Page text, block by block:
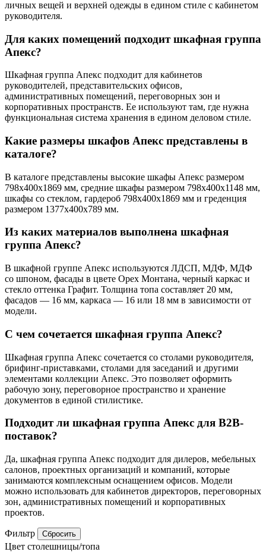
личных вещей и верхней одежды в едином стиле с кабинетом
руководителя.
Для каких помещений подходит шкафная группа
Апекс?
Шкафная группа Апекс подходит для кабинетов
руководителей, представительских офисов,
административных помещений, переговорных зон и
корпоративных пространств. Ее используют там, где нужна
функциональная система хранения в едином деловом стиле.
Какие размеры шкафов Апекс представлены в
каталоге?
В каталоге представлены высокие шкафы Апекс размером
798х400х1869 мм, средние шкафы размером 798х400х1148 мм,
шкафы со стеклом, гардероб 798х400х1869 мм и греденция
размером 1377х400х789 мм.
Из каких материалов выполнена шкафная
группа Апекс?
В шкафной группе Апекс используются ЛДСП, МДФ, МДФ
со шпоном, фасады в цвете Орех Монтана, черный каркас и
стекло оттенка Графит. Толщина топа составляет 20 мм,
фасадов — 16 мм, каркаса — 16 или 18 мм в зависимости от
модели.
С чем сочетается шкафная группа Апекс?
Шкафная группа Апекс сочетается со столами руководителя,
брифинг-приставками, столами для заседаний и другими
элементами коллекции Апекс. Это позволяет оформить
рабочую зону, переговорное пространство и хранение
документов в единой стилистике.
Подходит ли шкафная группа Апекс для B2B-
поставок?
Да, шкафная группа Апекс подходит для дилеров, мебельных
салонов, проектных организаций и компаний, которые
занимаются комплексным оснащением офисов. Модели
можно использовать для кабинетов директоров, переговорных
зон, административных помещений и корпоративных
проектов.
Фильтр Сбросить
Цвет столешницы/топа